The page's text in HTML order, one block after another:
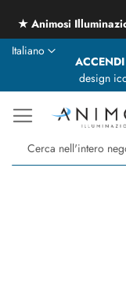
★ Animosi
design
Lingua
Italiano